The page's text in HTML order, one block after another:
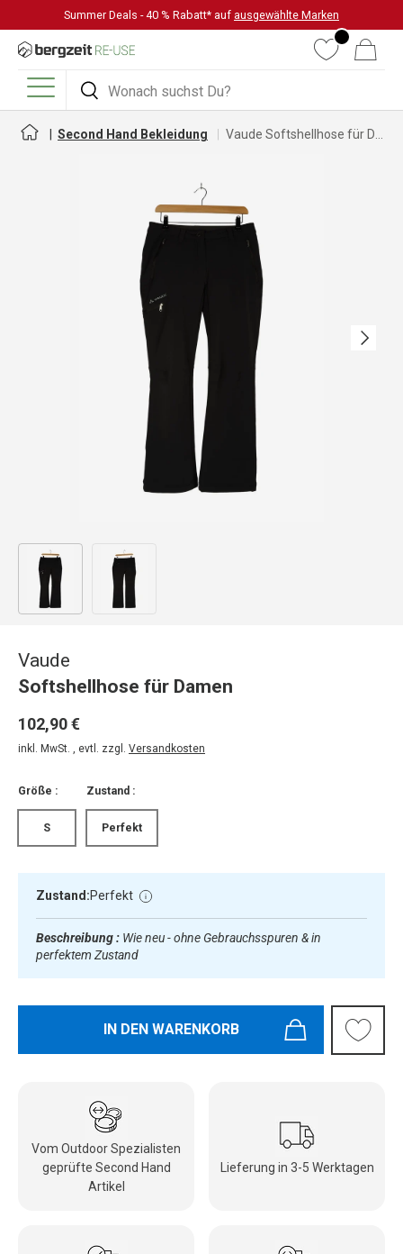
DIREKT ZUM INHALT
Summer Deals - 40 % Rabatt* auf ausgewählte Marken
Suchen
Suchen
WunschlisteWarenkorb
Menü
Second Hand Bekleidung
Nächste
Bild 1 in Galerieansicht laden
Vaude
Softshellhose für Damen
102,90 €
inkl. MwSt. , evtl. zzgl. Versandkosten
Größe :
S
Zustand :
Perfekt
Zustand:Perfekt
Beschreibung : Wie neu - ohne Gebrauchsspuren & in
perfektem Zustand
IN DEN WARENKORB
Vom Outdoor Spezialisten
geprüfte Second Hand
Artikel
Lieferung in 3-5 Werktagen